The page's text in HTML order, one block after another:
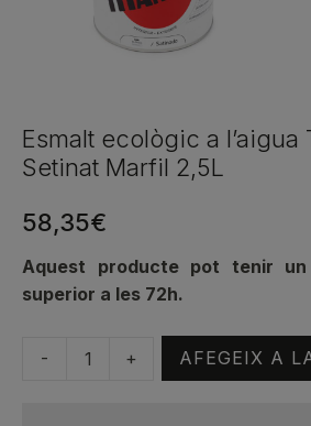
Esmalt ecològic a l’aigua
Setinat Marfil 2,5L
58,35€
Aquest producte pot tenir un
superior a les 72h.
-
quantitat
+ AFEGEIX A